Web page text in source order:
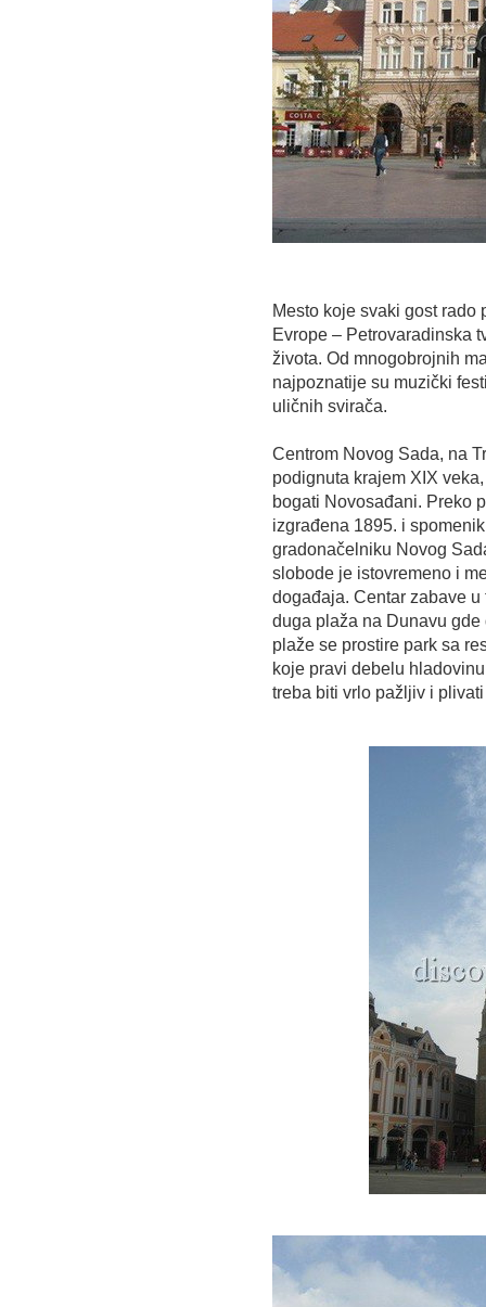
Mesto koje svaki gost
Evrope – Petrovaradinska
života. Od mnogobrojnih
najpoznatije su muzički
uličnih svirača.
Centrom Novog Sada, na
podignuta krajem XIX
bogati Novosađani. Preko
izgrađena 1895. i
gradonačelniku Novog
slobode je istovremeno i
događaja. Centar zabave
duga plaža na Dunavu
plaže se prostire park sa
koje pravi debelu
treba biti vrlo pažljiv i